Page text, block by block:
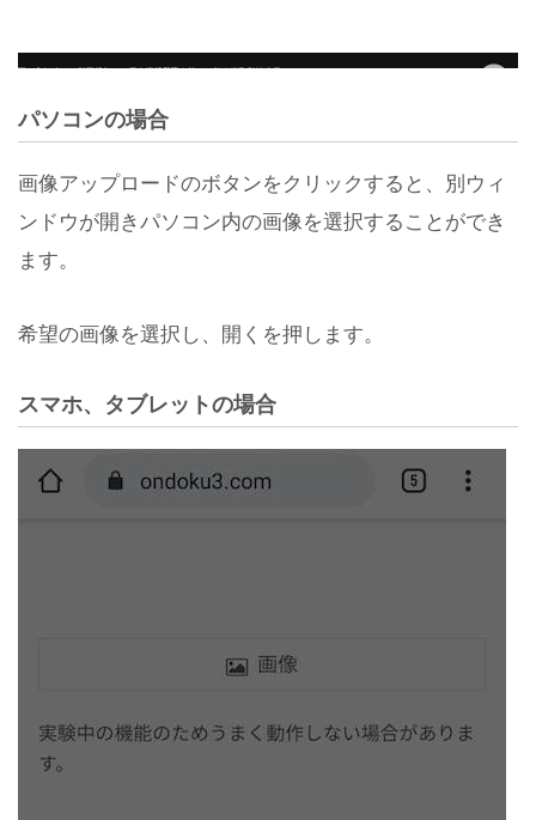
パソコンの場合
画像アップロードのボタンをクリックすると、別ウィ
ンドウが開きパソコン内の画像を選択することができ
ます。
希望の画像を選択し、開くを押します。
スマホ、タブレットの場合